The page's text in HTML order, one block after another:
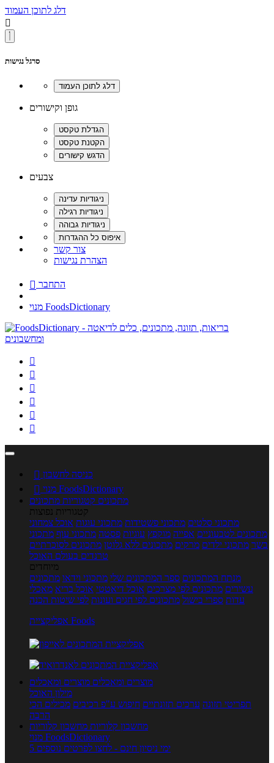
דלג לתוכן העמוד

סרגל נגישות
גופן וקישורים
צבעים
צור קשר
הצהרת נגישות
 התחבר
מנוי FoodsDictionary






 כניסה לחשבון

מנוי FoodsDictionary
מתכונים קטגוריות מתכונים
קטגוריות נפוצות
מתכוני סלטים מתכוני פשטידות מתכוני עוגות אוכל צמחוני
מתכונים לטבעוניים אפייה מוקפץ עוגיות פסטה מתכוני עוף מתכוני
בשר מתכוני ילדים מרקים מתכונים ללא גלוטן מתכונים לסוכרתיים
טרנדים בעולם האוכל
מיוחדים
מנתח המתכונים ספר המתכונים שלי מתכוני וידאו מתכונים
עשירים מתכונים לפי מצרכים אוכל דיאטטי אוכל בריא מאכלי
עדות ספרי בישול מתכונים לפי חגים ועונות לפי שיטות הכנה
אפליקציית Foods
מוצרים ומאכלים מוצרים ומאכלים
מילון האוכל
תפריטי תזונה ערכים תזונתיים חיפוש ע"פ רכיבים מכילים הכי
הרבה
מחשבון קלוריות מחשבון קלוריות
מנוי FoodsDictionary
5 ימי ניסיון חינם - לחצו לפרטים נוספים